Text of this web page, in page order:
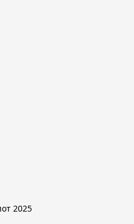
© Компот 2025